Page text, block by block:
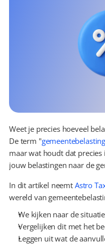
Weet je precies hoeveel
De term "gemeentebelasting
maar wat houdt dat precies
jouw belastingen naar de
In dit artikel neemt Astro
wereld van
We kijken naar de
Vergelijken dit met het
Leggen uit wat de